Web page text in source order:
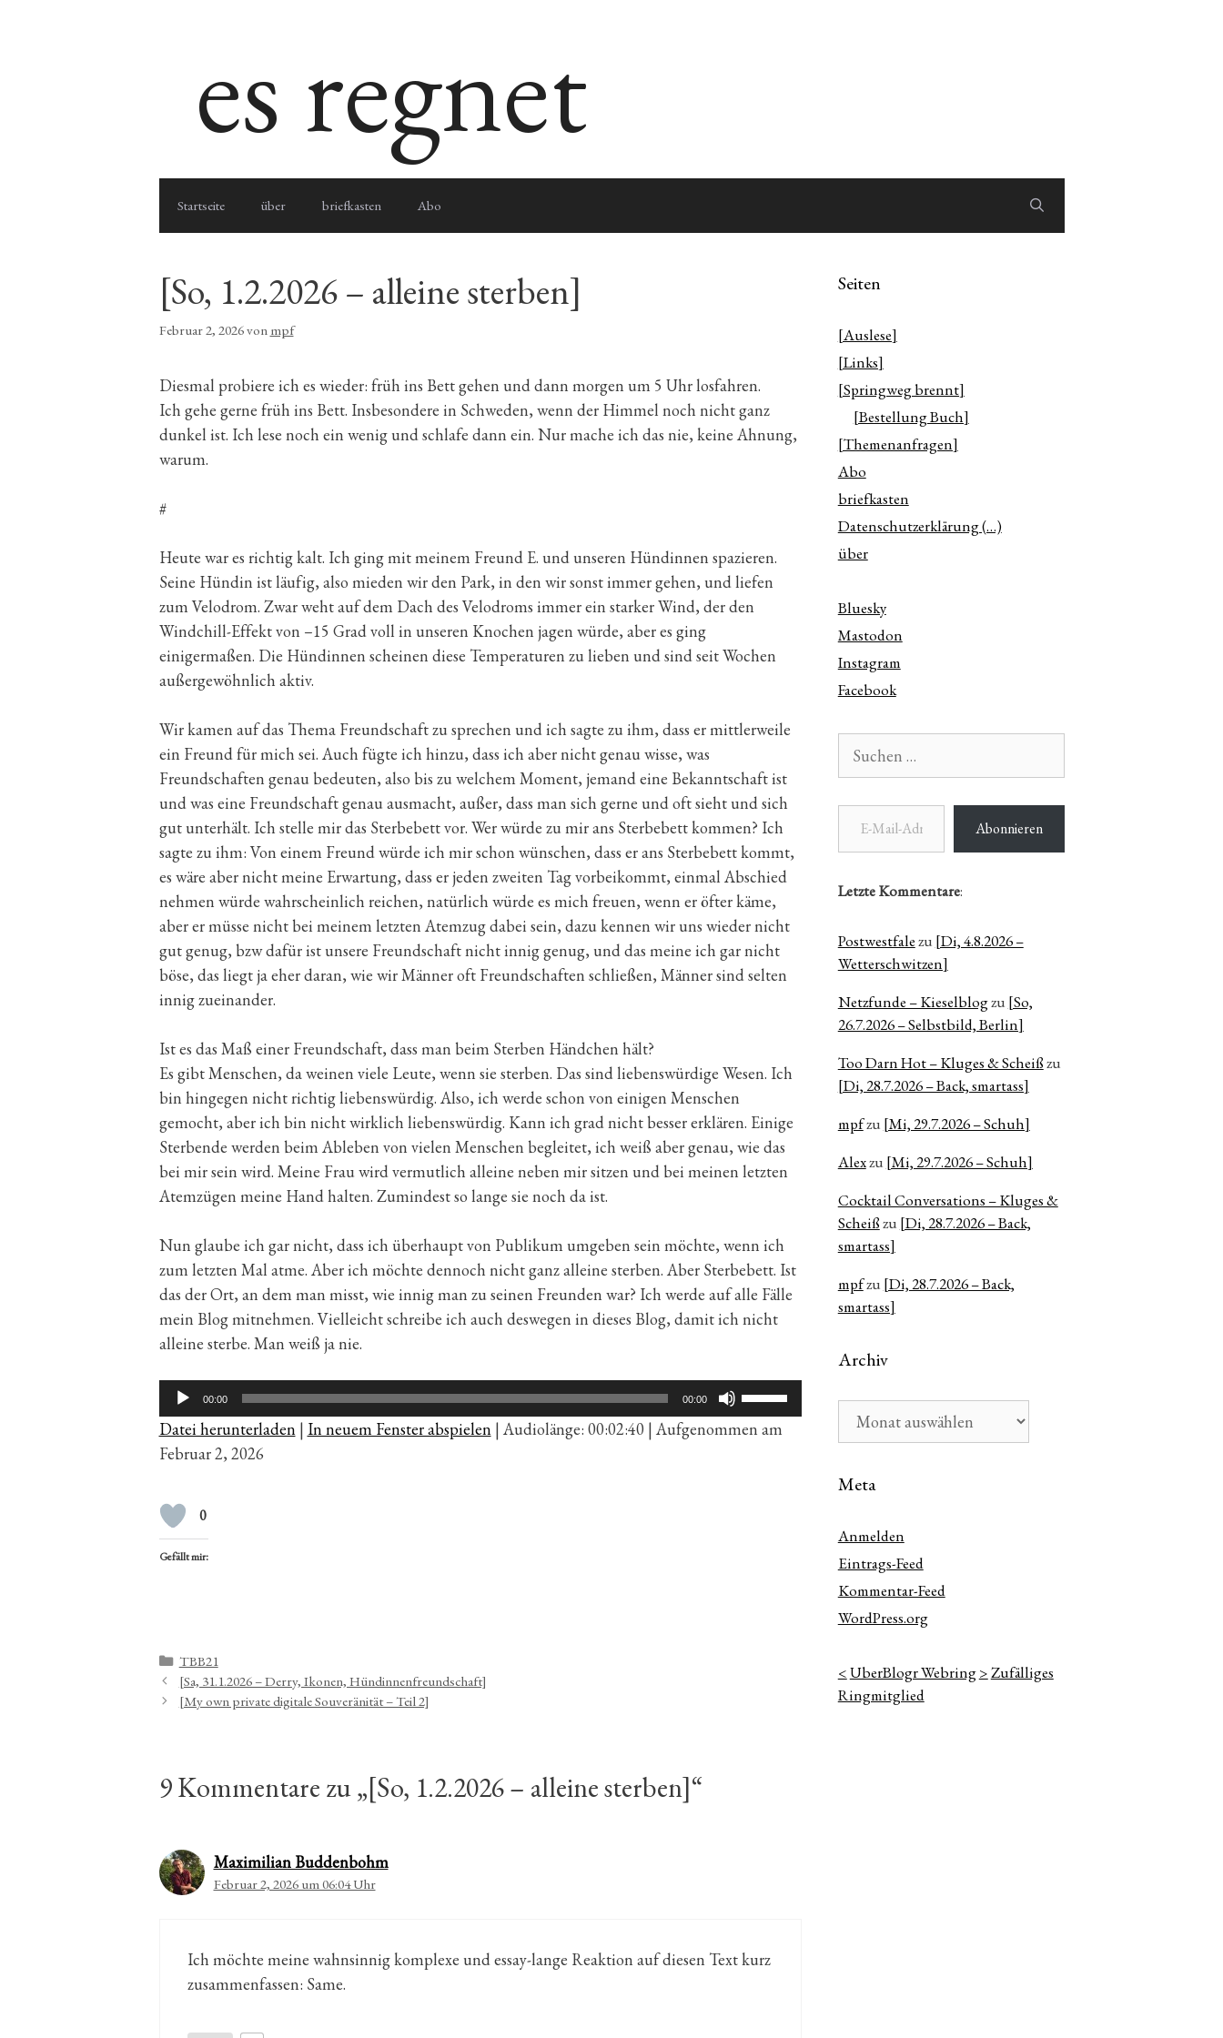
es regnet
Startseite über briefkasten Abo
[So, 1.2.2026 – alleine sterben]
Februar 2, 2026von mpf
Diesmal probiere ich es wieder: früh ins Bett gehen und dann morgen um 5 Uhr losfahren.
Ich gehe gerne früh ins Bett. Insbesondere in Schweden, wenn der Himmel noch nicht ganz
dunkel ist. Ich lese noch ein wenig und schlafe dann ein. Nur mache ich das nie, keine Ahnung,
warum.
#
Heute war es richtig kalt. Ich ging mit meinem Freund E. und unseren Hündinnen spazieren.
Seine Hündin ist läufig, also mieden wir den Park, in den wir sonst immer gehen, und liefen
zum Velodrom. Zwar weht auf dem Dach des Velodroms immer ein starker Wind, der den
Windchill-Effekt von –15 Grad voll in unseren Knochen jagen würde, aber es ging
einigermaßen. Die Hündinnen scheinen diese Temperaturen zu lieben und sind seit Wochen
außergewöhnlich aktiv.
Wir kamen auf das Thema Freundschaft zu sprechen und ich sagte zu ihm, dass er mittlerweile
ein Freund für mich sei. Auch fügte ich hinzu, dass ich aber nicht genau wisse, was
Freundschaften genau bedeuten, also bis zu welchem Moment, jemand eine Bekanntschaft ist
und was eine Freundschaft genau ausmacht, außer, dass man sich gerne und oft sieht und sich
gut unterhält. Ich stelle mir das Sterbebett vor. Wer würde zu mir ans Sterbebett kommen? Ich
sagte zu ihm: Von einem Freund würde ich mir schon wünschen, dass er ans Sterbebett kommt,
es wäre aber nicht meine Erwartung, dass er jeden zweiten Tag vorbeikommt, einmal Abschied
nehmen würde wahrscheinlich reichen, natürlich würde es mich freuen, wenn er öfter käme,
aber er müsse nicht bei meinem letzten Atemzug dabei sein, dazu kennen wir uns wieder nicht
gut genug, bzw dafür ist unsere Freundschaft nicht innig genug, und das meine ich gar nicht
böse, das liegt ja eher daran, wie wir Männer oft Freundschaften schließen, Männer sind selten
innig zueinander.
Ist es das Maß einer Freundschaft, dass man beim Sterben Händchen hält?
Es gibt Menschen, da weinen viele Leute, wenn sie sterben. Das sind liebenswürdige Wesen. Ich
bin hingegen nicht richtig liebenswürdig. Also, ich werde schon von einigen Menschen
gemocht, aber ich bin nicht wirklich liebenswürdig. Kann ich grad nicht besser erklären. Einige
Sterbende werden beim Ableben von vielen Menschen begleitet, ich weiß aber genau, wie das
bei mir sein wird. Meine Frau wird vermutlich alleine neben mir sitzen und bei meinen letzten
Atemzügen meine Hand halten. Zumindest so lange sie noch da ist.
Nun glaube ich gar nicht, dass ich überhaupt von Publikum umgeben sein möchte, wenn ich
zum letzten Mal atme. Aber ich möchte dennoch nicht ganz alleine sterben. Aber Sterbebett. Ist
das der Ort, an dem man misst, wie innig man zu seinen Freunden war? Ich werde auf alle Fälle
mein Blog mitnehmen. Vielleicht schreibe ich auch deswegen in dieses Blog, damit ich nicht
alleine sterbe. Man weiß ja nie.
Audio-
Player
00:00 00:00
Pfeiltasten
Hoch/Runter
benutzen,
Datei herunterladen| In neuem Fenster abspielen| Audiolänge: 00:02:40 | Aufgenommen am
Februar 2, 2026
0
Gefällt mir:
Kategorien
TBB21
[Sa, 31.1.2026 – Derry, Ikonen, Hündinnenfreundschaft]
[My own private digitale Souveränität – Teil 2]
9 Kommentare zu „[So, 1.2.2026 – alleine sterben]“
Maximilian Buddenbohm
Februar 2, 2026 um 06:04 Uhr
Ich möchte meine wahnsinnig komplexe und essay-lange Reaktion auf diesen Text kurz
zusammenfassen: Same.
Seiten
[Auslese]
[Links]
[Springweg brennt]
[Bestellung Buch]
[Themenanfragen]
Abo
briefkasten
Datenschutzerklärung (…)
über
Bluesky
Mastodon
Instagram
Facebook
nach:
E-Mail-Adresse
Abonnieren
Letzte Kommentare:
Postwestfalezu [Di, 4.8.2026 –
Wetterschwitzen]
Netzfunde – Kieselblogzu [So,
26.7.2026 – Selbstbild, Berlin]
Too Darn Hot – Kluges & Scheißzu
[Di, 28.7.2026 – Back, smartass]
mpfzu [Mi, 29.7.2026 – Schuh]
Alexzu [Mi, 29.7.2026 – Schuh]
Cocktail Conversations – Kluges &
Scheißzu [Di, 28.7.2026 – Back,
smartass]
mpfzu [Di, 28.7.2026 – Back,
smartass]
Archiv
Meta
Anmelden
Eintrags-Feed
Kommentar-Feed
WordPress.org
<UberBlogr Webring>Zufälliges
Ringmitglied